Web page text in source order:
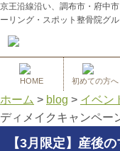
京王沿線沿い、調布市・府中
ーリング・スポット整骨院グ
HOME 初めての方へ
ホーム > blog > イベン
ディメイクキャンペー
【3月限定】産後